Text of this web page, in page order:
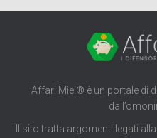
Affari Miei® è un portale di
Il sito tratta argomenti legati